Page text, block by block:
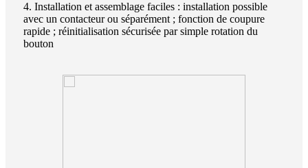
4. Installation et assemblage faciles : installation possible
avec un contacteur ou séparément ; fonction de coupure
rapide ; réinitialisation sécurisée par simple rotation du
bouton